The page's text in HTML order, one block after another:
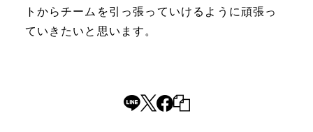
トからチームを引っ張っていけるように頑張っ
ていきたいと思います。